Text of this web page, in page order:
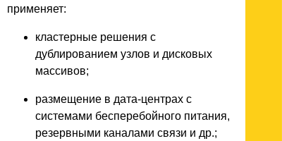
применяет:
кластерные решения с
дублированием узлов и дисковых
массивов;
размещение в дата-центрах с
системами бесперебойного питания,
резервными каналами связи и др.;